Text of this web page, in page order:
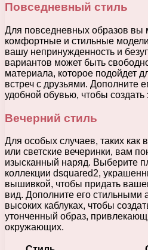
Повседневный стиль
Для повседневных образов вы
комфортные и стильные
вашу непринужденность и
вариантов может быть
материала, которое подойдет
встреч с друзьями. Дополните
удобной обувью, чтобы
Вечерний стиль
Для особых случаев, таких как
или светские вечеринки, вам
изысканный наряд. Выберите
коллекции dsquared2,
вышивкой, чтобы придать
вид. Дополните его стильными
высоких каблуках, чтобы
утонченный образ,
окружающих.